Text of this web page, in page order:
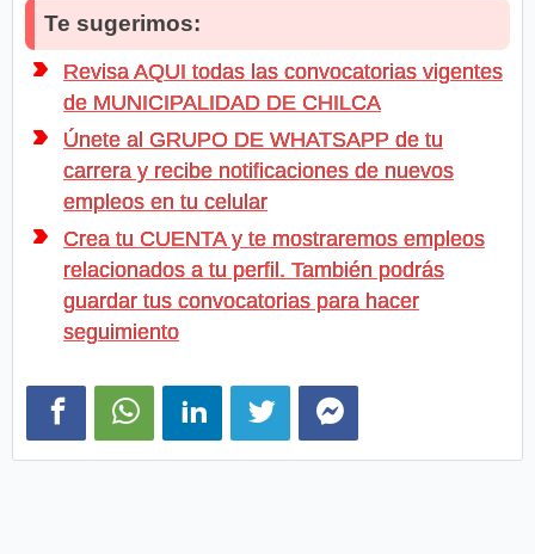
Te sugerimos:
Revisa AQUI todas las convocatorias vigentes
de MUNICIPALIDAD DE CHILCA
Únete al GRUPO DE WHATSAPP de tu
carrera y recibe notificaciones de nuevos
empleos en tu celular
Crea tu CUENTA y te mostraremos empleos
relacionados a tu perfil. También podrás
guardar tus convocatorias para hacer
seguimiento